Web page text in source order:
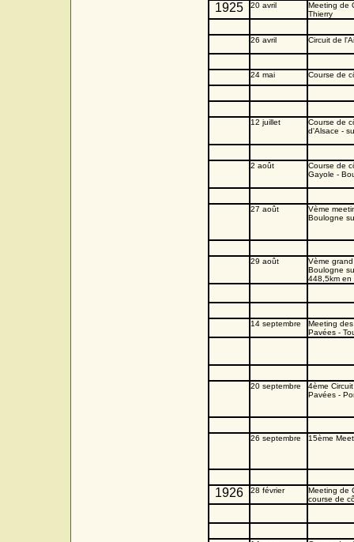
1925 20 avril
Meeting de
Thierry
26 avril Circuit de
24 mai Course de
12 juillet
Course de
d'Alsace -
2 août
Course de
Gayole -
27 août
Vème
Boulogne
29 août
Vème
Boulogne
448,5km en
14 septembre
Meeting
Pavées -
20 septembre
4ème
Pavées -
26 septembre 15ème
1926 28 février
Meeting de
course de